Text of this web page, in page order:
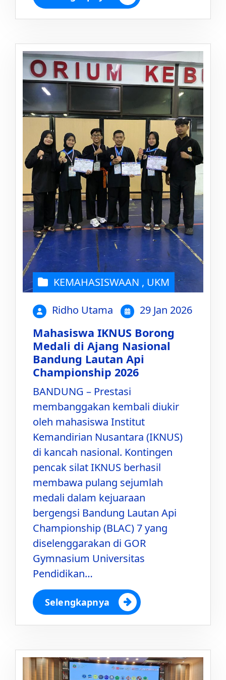
KEMAHASISWAAN , UKM
Ridho Utama 29 Jan 2026
Mahasiswa IKNUS Borong
Medali di Ajang Nasional
Bandung Lautan Api
Championship 2026
BANDUNG – Prestasi
membanggakan kembali diukir
oleh mahasiswa Institut
Kemandirian Nusantara (IKNUS)
di kancah nasional. Kontingen
pencak silat IKNUS berhasil
membawa pulang sejumlah
medali dalam kejuaraan
bergengsi Bandung Lautan Api
Championship (BLAC) 7 yang
diselenggarakan di GOR
Gymnasium Universitas
Pendidikan…
Selengkapnya